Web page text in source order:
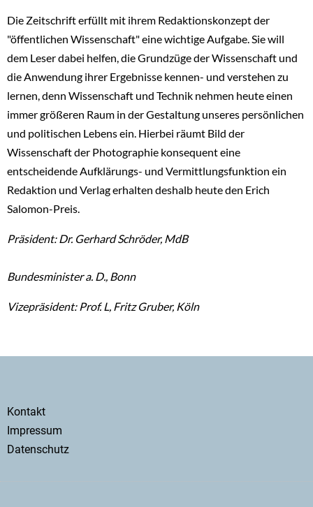
Die Zeitschrift erfüllt mit ihrem Redaktionskonzept der
"öffentlichen Wissenschaft" eine wichtige Aufgabe. Sie will
dem Leser dabei helfen, die Grundzüge der Wissenschaft und
die Anwendung ihrer Ergebnisse kennen- und verstehen zu
lernen, denn Wissenschaft und Technik nehmen heute einen
immer größeren Raum in der Gestaltung unseres persönlichen
und politischen Lebens ein. Hierbei räumt Bild der
Wissenschaft der Photographie konsequent eine
entscheidende Aufklärungs- und Vermittlungsfunktion ein
Redaktion und Verlag erhalten deshalb heute den Erich
Salomon-Preis.
Präsident: Dr. Gerhard Schröder, MdB
Bundesminister a. D., Bonn
Vizepräsident: Prof. L, Fritz Gruber, Köln
Secondary
menu
Kontakt
Impressum
Datenschutz